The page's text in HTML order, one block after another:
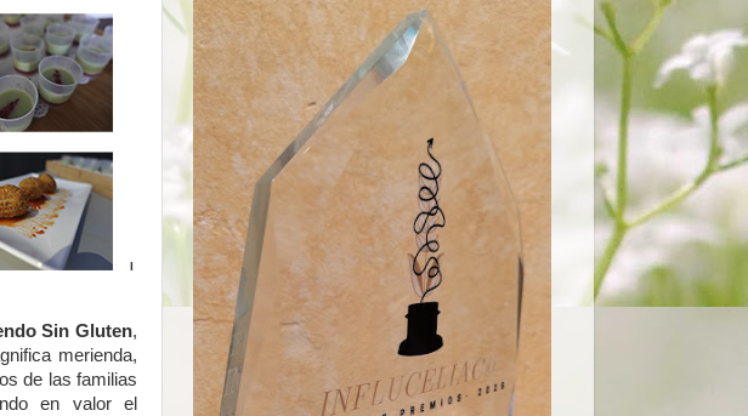
I
Sin Gluten,
merienda,
de las familias
en valor el